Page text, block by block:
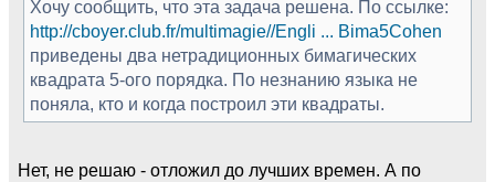
Хочу сообщить, что эта задача решена. По ссылке:
http://cboyer.club.fr/multimagie//Engli ... Bima5Cohen
приведены два нетрадиционных бимагических
квадрата 5-ого порядка. По незнанию языка не
поняла, кто и когда построил эти квадраты.
Нет, не решаю - отложил до лучших времен. А по